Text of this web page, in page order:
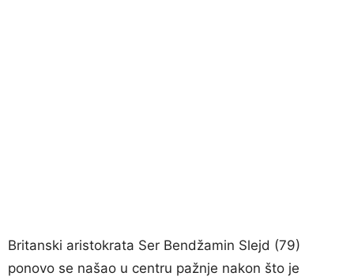
Britanski aristokrata Ser Bendžamin Slejd (79)
ponovo se našao u centru pažnje nakon što je